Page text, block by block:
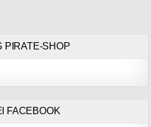
PIRATE-SHOP
FACEBOOK